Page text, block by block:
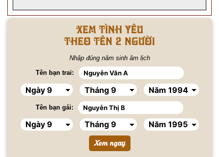
Xem tình yêu
Theo tên 2 người
Nhập đúng năm sinh âm lịch
Tên bạn trai:
Tên bạn gái: